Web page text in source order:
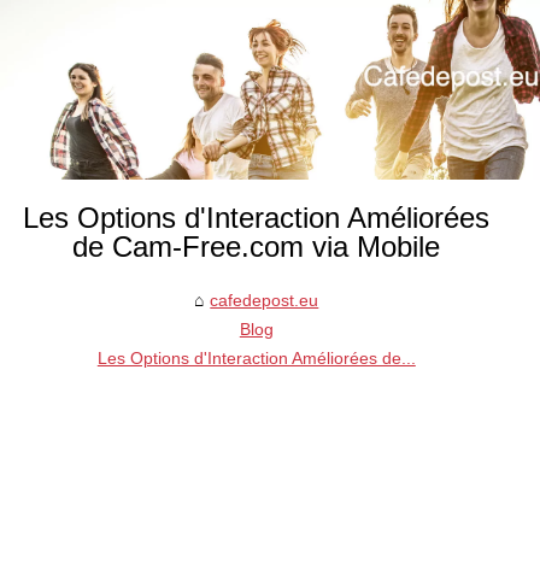
Les Options d'Interaction Améliorées
de Cam-Free.com via Mobile
cafedepost.eu
Blog
Les Options d'Interaction Améliorées de...